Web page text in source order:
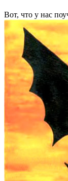
Вот, что у нас